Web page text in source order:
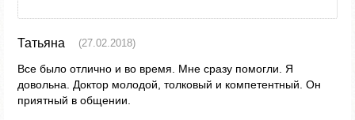
Татьяна (27.02.2018)
Все было отлично и во время. Мне сразу помогли. Я
довольна. Доктор молодой, толковый и компетентный. Он
приятный в общении.